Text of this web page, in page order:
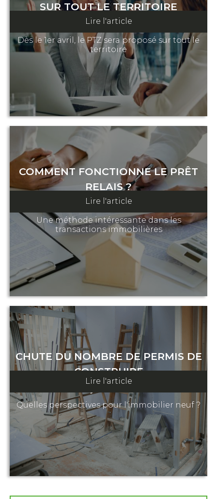
SUR TOUT LE TERRITOIRE
19 février 2025
Dès le 1er avril, le PTZ sera proposé sur tout le
territoire
Lire l'article
COMMENT FONCTIONNE LE PRÊT
RELAIS ?
12 février 2025
Une méthode intéressante dans les
transactions immobilières
Lire l'article
CHUTE DU NOMBRE DE PERMIS DE
CONSTRUIRE
Quelles perspectives pour l'immobilier neuf ?
Lire l'article